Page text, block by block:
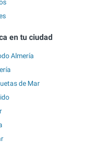
en tu ciudad
Almería
de Mar